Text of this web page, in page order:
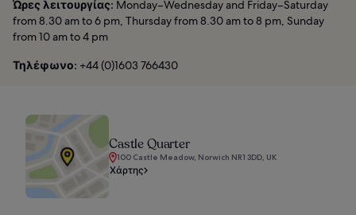
Ώρες λειτουργίας: Monday–Wednesday and Friday–Saturday
from 8.30 am to 6 pm, Thursday from 8.30 am to 8 pm, Sunday
from 10 am to 4 pm
Τηλέφωνο: +44 (0)1603 766430
Castle Quarter
100 Castle Meadow, Norwich NR1 3DD, UK
Χάρτης